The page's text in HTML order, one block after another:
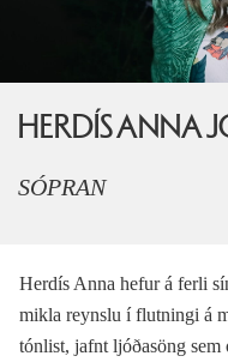
HERDÍS ANNA
SÓPRAN
Herdís Anna hefur á ferli
mikla reynslu í flutningi á
tónlist, jafnt ljóðasöng sem